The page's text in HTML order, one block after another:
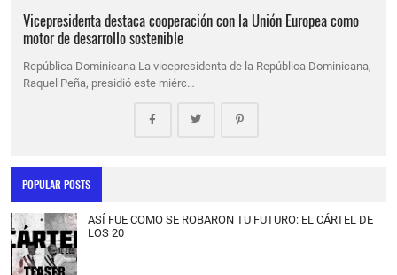
Vicepresidenta destaca cooperación con la Unión Europea como
motor de desarrollo sostenible
República Dominicana La vicepresidenta de la República Dominicana,
Raquel Peña, presidió este miérc…
POPULAR POSTS
ASÍ FUE COMO SE ROBARON TU FUTURO: EL CÁRTEL DE
LOS 20